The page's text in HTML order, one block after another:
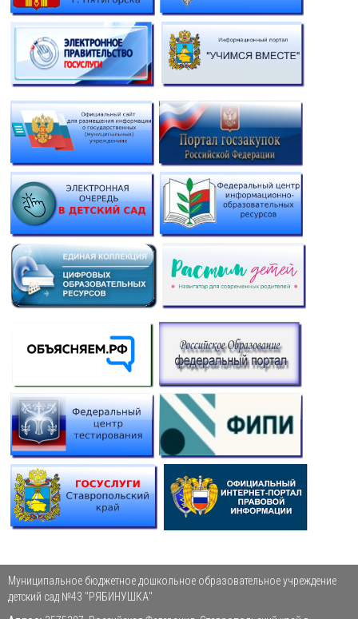
Муниципальное бюджетное дошкольное образовательное учреждение
детский сад №43 "РЯБИНУШКА"